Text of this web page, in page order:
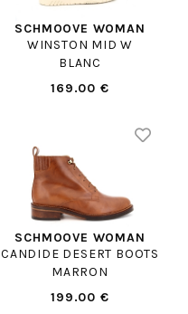
SCHMOOVE WOMAN
WINSTON MID W
BLANC
169.00 €
SCHMOOVE WOMAN
CANDIDE DESERT BOOTS
MARRON
199.00 €